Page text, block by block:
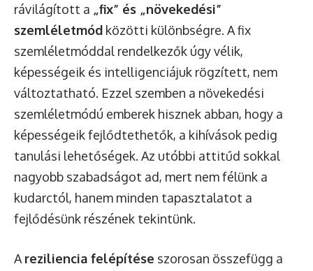
rávilágított a „fix” és „növekedési”
szemléletmód közötti különbségre. A fix
szemléletmóddal rendelkezők úgy vélik,
képességeik és intelligenciájuk rögzített, nem
változtatható. Ezzel szemben a növekedési
szemléletmódú emberek hisznek abban, hogy a
képességeik fejlődtethetők, a kihívások pedig
tanulási lehetőségek. Az utóbbi attitűd sokkal
nagyobb szabadságot ad, mert nem félünk a
kudarctól, hanem minden tapasztalatot a
fejlődésünk részének tekintünk.
A reziliencia felépítése szorosan összefügg a